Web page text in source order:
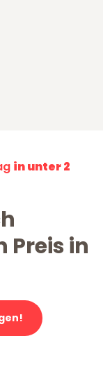
in unter 2
Preis in